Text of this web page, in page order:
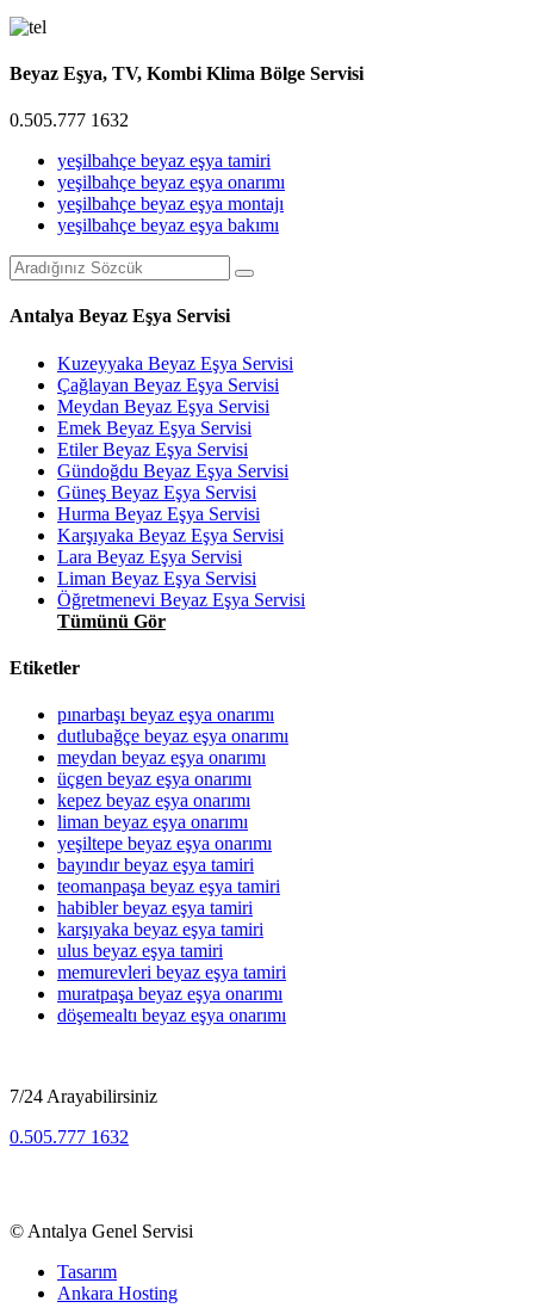
Beyaz Eşya, TV, Kombi Klima Bölge Servisi
0.505.777 1632
yeşilbahçe beyaz eşya tamiri
yeşilbahçe beyaz eşya onarımı
yeşilbahçe beyaz eşya montajı
yeşilbahçe beyaz eşya bakımı
Antalya Beyaz Eşya Servisi
Kuzeyyaka Beyaz Eşya Servisi
Çağlayan Beyaz Eşya Servisi
Meydan Beyaz Eşya Servisi
Emek Beyaz Eşya Servisi
Etiler Beyaz Eşya Servisi
Gündoğdu Beyaz Eşya Servisi
Güneş Beyaz Eşya Servisi
Hurma Beyaz Eşya Servisi
Karşıyaka Beyaz Eşya Servisi
Lara Beyaz Eşya Servisi
Liman Beyaz Eşya Servisi
Öğretmenevi Beyaz Eşya Servisi
Tümünü Gör
Etiketler
pınarbaşı beyaz eşya onarımı
dutlubağçe beyaz eşya onarımı
meydan beyaz eşya onarımı
üçgen beyaz eşya onarımı
kepez beyaz eşya onarımı
liman beyaz eşya onarımı
yeşiltepe beyaz eşya onarımı
bayındır beyaz eşya tamiri
teomanpaşa beyaz eşya tamiri
habibler beyaz eşya tamiri
karşıyaka beyaz eşya tamiri
ulus beyaz eşya tamiri
memurevleri beyaz eşya tamiri
muratpaşa beyaz eşya onarımı
döşemealtı beyaz eşya onarımı
7/24 Arayabilirsiniz
0.505.777 1632
© Antalya Genel Servisi
Tasarım
Ankara Hosting